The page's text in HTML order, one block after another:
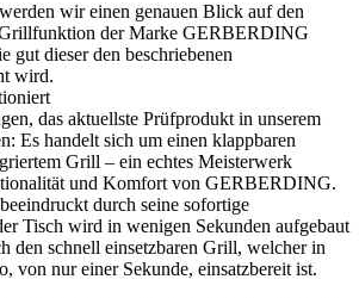
wir einen genauen Blick auf den
der Marke GERBERDING
gut dieser den beschriebenen
wird.
das aktuellste Prüfprodukt in unserem
Es handelt sich um einen klappbaren
Grill – ein echtes Meisterwerk
und Komfort von GERBERDING.
durch seine sofortige
Tisch wird in wenigen Sekunden aufgebaut
den schnell einsetzbaren Grill, welcher in
von nur einer Sekunde, einsatzbereit ist.